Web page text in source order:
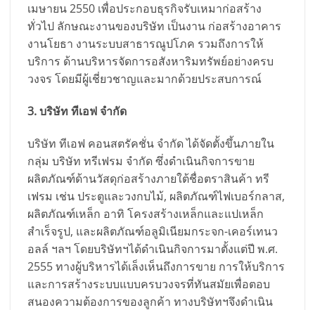
เมษายน 2550 เพื่อประกอบธุรกิจรับเหมาก่อสร้าง
ทั่วไป ลักษณะงานของบริษัท เป็นงาน ก่อสร้างอาคาร
งานโยธา งานระบบสาธารณูปโภค รวมถึงการให้
บริการ ด้านบริหารจัดการอสังหาริมทรัพย์อย่างครบ
วงจร โดยมีผู้เชี่ยวชาญและมากด้วยประสบการณ์
3. บริษัท ทีเอฟ จำกัด
บริษัท ทีเอฟ คอนสตรัคชั่น จำกัด ได้จัดตั้งขึ้นภายใน
กลุ่ม บริษัท ทรีเฟรม จำกัด ซึ่งดำเนินกิจการขาย
ผลิตภัณฑ์ด้านวัสดุก่อสร้างภายใต้ชื่อตราสินค้า ทรี
เฟรม เช่น ประตูและวงกบไม้, ผลิตภัณฑ์ไฟเบอร์กลาส,
ผลิตภัณฑ์เหล็ก อาทิ โครงสร้างเหล็กและแปเหล็ก
สำเร็จรูป, และผลิตภัณฑ์อลูมิเนียมกระจก-เคอร์เทนว
อลล์ ฯลฯ โดยบริษัทฯได้ดำเนินกิจการมาตั้งแต่ปี พ.ศ.
2555 ทางผู้บริหารได้เล็งเห็นถึงการขาย การให้บริการ
และการสร้างระบบแบบครบวงจรที่ทันสมัยเพื่อตอบ
สนองความต้องการของลูกค้า ทางบริษัทฯจึงดำเนิน